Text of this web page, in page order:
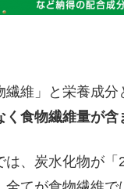
維」と栄養成分
食物繊維量が含
、炭水化物が「